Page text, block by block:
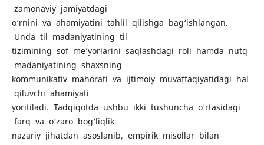
zamonaviy jamiyatdagi
o‘rnini va ahamiyatini tahlil qilishga bag‘ishlangan.
Unda til madaniyatining til
tizimining sof me’yorlarini saqlashdagi roli hamda nutq
madaniyatining shaxsning
kommunikativ mahorati va ijtimoiy muvaffaqiyatidagi hal
qiluvchi ahamiyati
yoritiladi. Tadqiqotda ushbu ikki tushuncha o‘rtasidagi
farq va o‘zaro bog‘liqlik
nazariy jihatdan asoslanib, empirik misollar bilan